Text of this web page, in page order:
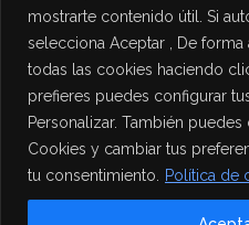
mostrarte contenido útil. Si
selecciona Aceptar , De forma
todas las cookies haciendo
prefieres puedes configurar
Personalizar. También
Cookies y cambiar tus
tu consentimiento.
Política de
Política de Privacidad
Política de Cookies
Aviso Legal